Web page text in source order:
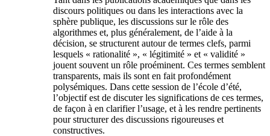
discours politiques ou dans les interactions avec la
sphère publique, les discussions sur le rôle des
algorithmes et, plus généralement, de l’aide à la
décision, se structurent autour de termes clefs, parmi
lesquels « rationalité », « légitimité » et « validité »
jouent souvent un rôle proéminent. Ces termes semblent
transparents, mais ils sont en fait profondément
polysémiques. Dans cette session de l’école d’été,
l’objectif est de discuter les significations de ces termes,
de façon à en clarifier l’usage, et à les rendre pertinents
pour structurer des discussions rigoureuses et
constructives.